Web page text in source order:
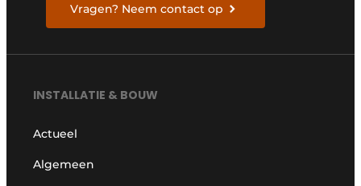
Vragen? Neem contact op
INSTALLATIE & BOUW
Actueel
Algemeen